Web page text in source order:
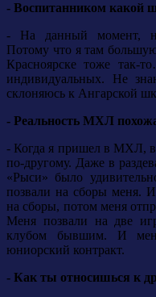
- Воспитанником какой
- На данный момент,
Потому что я там
Красноярске тоже так-
индивидуальных. Не
склоняюсь к Ангарской
- Реальность МХЛ
- Когда я пришел в МХЛ,
по-другому. Даже в
«Рыси» было
позвали на сборы меня.
на сборы, потом меня
Меня позвали на две
клубом бывшим. И
юниорский контракт.
- Как ты относишься к